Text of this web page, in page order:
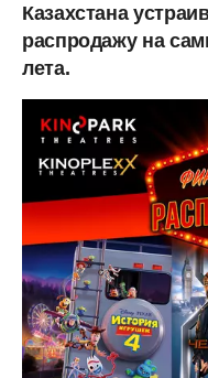
Казахстана
распродажу на
лета.